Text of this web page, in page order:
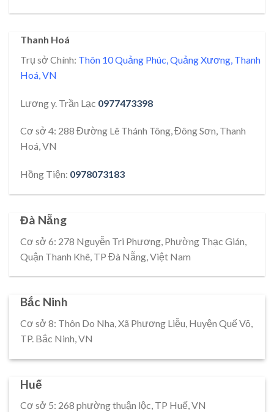
Thanh Hoá
Trụ sở Chính: Thôn 10 Quảng Phúc, Quảng Xương, Thanh
Hoá, VN
Lương y. Trần Lạc 0977473398
Cơ sở 4: 288 Đường Lê Thánh Tông, Đông Sơn, Thanh
Hoá, VN
Hồng Tiện: 0978073183
Đà Nẵng
Cơ sở 6: 278 Nguyễn Tri Phương, Phường Thạc Gián,
Quận Thanh Khê, TP Đà Nẵng, Việt Nam
Bắc Ninh
Cơ sở 8: Thôn Do Nha, Xã Phương Liễu, Huyện Quế Võ,
TP. Bắc Ninh, VN
Huế
Cơ sở 5: 268 phường thuận lộc, TP Huế, VN